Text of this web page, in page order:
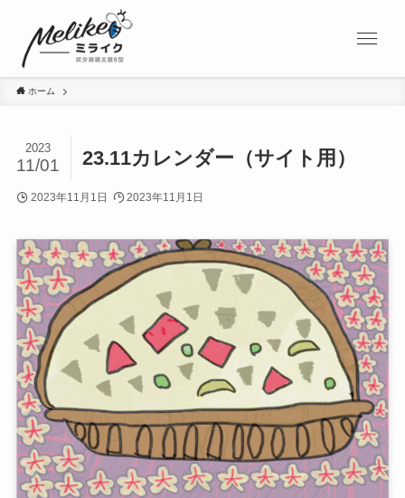
ホーム
23.11カレンダー（サイト用）
2023
11/01
2023年11月1日 2023年11月1日